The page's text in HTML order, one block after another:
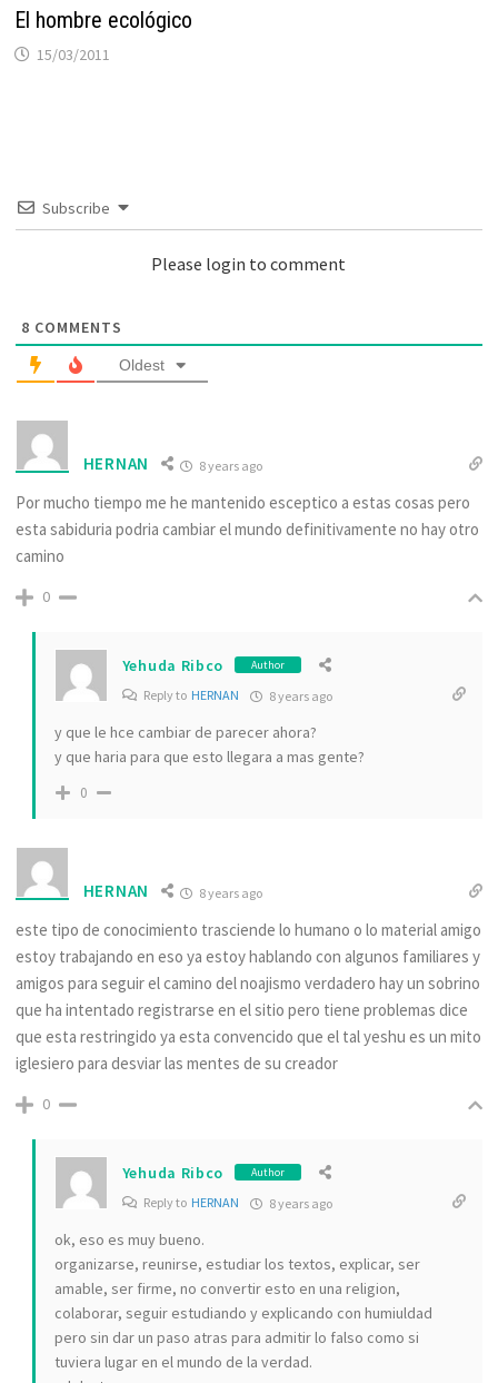
El hombre ecológico
15/03/2011
Subscribe
Please login to comment
8 COMMENTS
Oldest
HERNAN 8 years ago
Por mucho tiempo me he mantenido esceptico a estas cosas pero
esta sabiduria podria cambiar el mundo definitivamente no hay otro
camino
0
Yehuda Ribco Author
Reply to HERNAN 8 years ago
y que le hce cambiar de parecer ahora?
y que haria para que esto llegara a mas gente?
0
HERNAN 8 years ago
este tipo de conocimiento trasciende lo humano o lo material amigo
estoy trabajando en eso ya estoy hablando con algunos familiares y
amigos para seguir el camino del noajismo verdadero hay un sobrino
que ha intentado registrarse en el sitio pero tiene problemas dice
que esta restringido ya esta convencido que el tal yeshu es un mito
iglesiero para desviar las mentes de su creador
0
Yehuda Ribco Author
Reply to HERNAN 8 years ago
ok, eso es muy bueno.
organizarse, reunirse, estudiar los textos, explicar, ser
amable, ser firme, no convertir esto en una religion,
colaborar, seguir estudiando y explicando con humiuldad
pero sin dar un paso atras para admitir lo falso como si
tuviera lugar en el mundo de la verdad.